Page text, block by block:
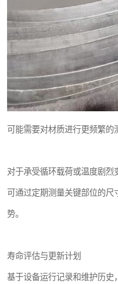
可能需要对材质进行更频繁的
对于承受循环载荷或温度剧烈
可通过定期测量关键部位的
势。
寿命评估与更新计划
基于设备运行记录和维护历史